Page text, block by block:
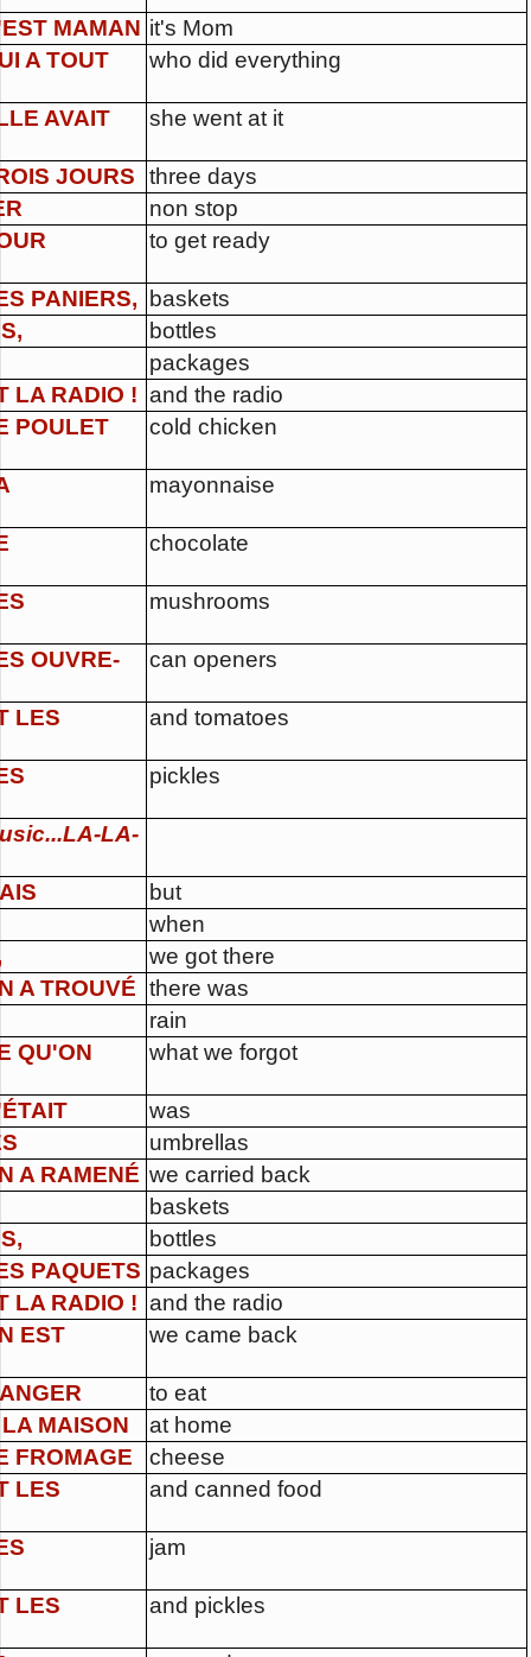
MAMAN it's Mom
A TOUT
who did everything
AVAIT she went at it
JOURS
three days
non stop
to get ready
PANIERS,
baskets
bottles
packages
LA RADIO ! and the radio
POULET
cold chicken
mayonnaise
chocolate
mushrooms
OUVRE- can openers
LES and tomatoes
pickles
LA-
but
when
we got there
A TROUVÉ there was
rain
QU'ON
what we forgot
was
umbrellas
A RAMENÉ we carried back
baskets
bottles
PAQUETS packages
LA RADIO ! and the radio
EST
we came back
to eat
MAISON
at home
FROMAGE
cheese
LES
and canned food
jam
LES and pickles